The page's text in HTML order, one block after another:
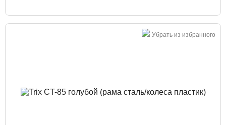
Убрать из избранного